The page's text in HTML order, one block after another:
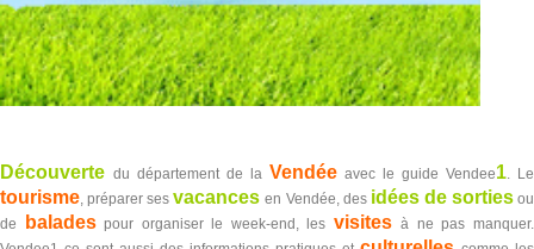
Découverte du département de la Vendée avec le guide Vendee1. Le
tourisme, préparer sesvacancesen Vendée, des idées de sorties ou
de
baladespour organiser le week-end, les visitesà ne pas manquer.